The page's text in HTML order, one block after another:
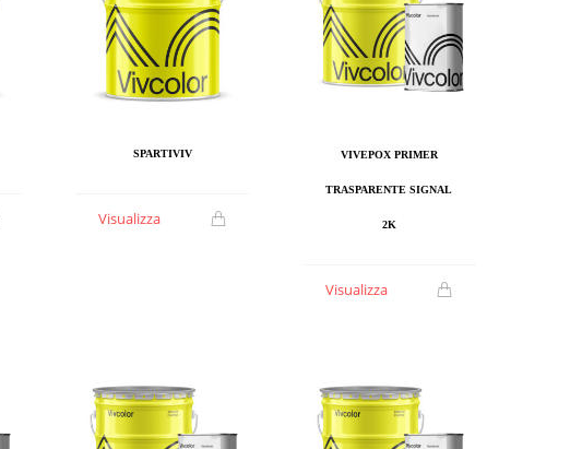
SPARTIVIV
Visualizza
VIVEPOX PRIMER
TRASPARENTE SIGNAL
2K
Visualizza